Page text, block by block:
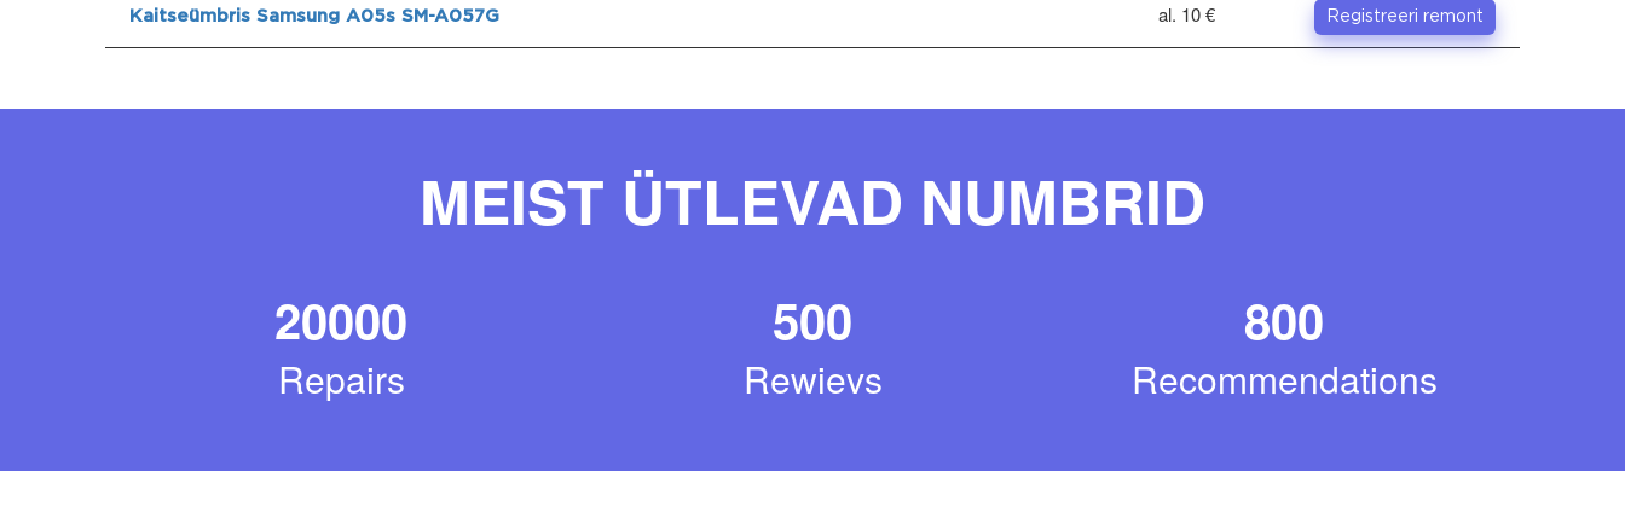
Kaitseümbris Samsung A05s SM-A057G al. 10 € Registreeri remont
MEIST ÜTLEVAD NUMBRID
20000
Repairs
500
Rewievs
800
Recommendations